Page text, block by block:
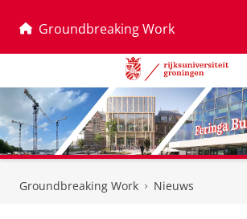
Groundbreaking Work
Groundbreaking Work Nieuws